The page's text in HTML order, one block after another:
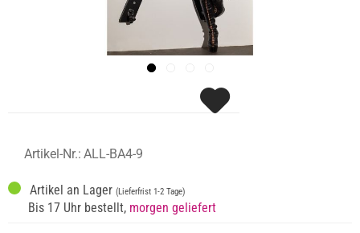
Artikel-Nr.: ALL-BA4-9
Artikel an Lager (Lieferfrist 1-2 Tage)
Bis 17 Uhr bestellt, morgen geliefert